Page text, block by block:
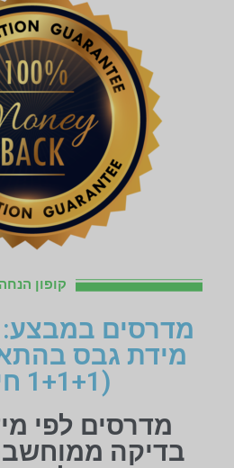
קופון הנחה
מידת גבס
(1+1+1 חינם)
מדרסים לפי
בדיקה